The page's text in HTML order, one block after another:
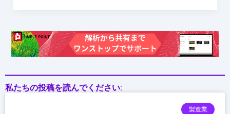
浄
機
私たちの投稿を読んでください:
製造業